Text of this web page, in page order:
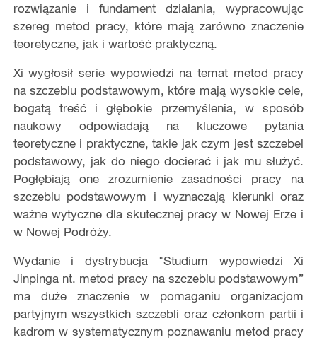
rozwiązanie i fundament działania, wypracowując
szereg metod pracy, które mają zarówno znaczenie
teoretyczne, jak i wartość praktyczną.
Xi wygłosił serie wypowiedzi na temat metod pracy
na szczeblu podstawowym, które mają wysokie cele,
bogatą treść i głębokie przemyślenia, w sposób
naukowy odpowiadają na kluczowe pytania
teoretyczne i praktyczne, takie jak czym jest szczebel
podstawowy, jak do niego docierać i jak mu służyć.
Pogłębiają one zrozumienie zasadności pracy na
szczeblu podstawowym i wyznaczają kierunki oraz
ważne wytyczne dla skutecznej pracy w Nowej Erze i
w Nowej Podróży.
Wydanie i dystrybucja "Studium wypowiedzi Xi
Jinpinga nt. metod pracy na szczeblu podstawowym”
ma duże znaczenie w pomaganiu organizacjom
partyjnym wszystkich szczebli oraz członkom partii i
kadrom w systematycznym poznawaniu metod pracy